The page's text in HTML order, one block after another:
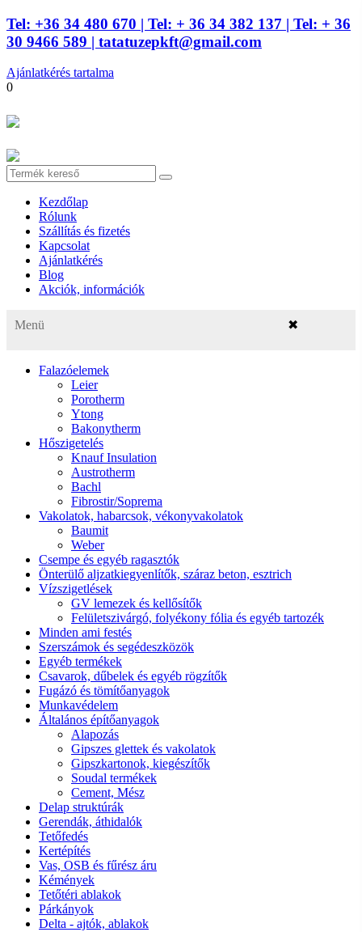
Tel: +36 34 480 670 | Tel: + 36 34 382 137 | Tel: + 36
30 9466 589 | tatatuzepkft@gmail.com
Ajánlatkérés tartalma
0
Kezdőlap
Rólunk
Szállítás és fizetés
Kapcsolat
Ajánlatkérés
Blog
Akciók, információk
Menü ✖
Falazóelemek
Leier
Porotherm
Ytong
Bakonytherm
Hőszigetelés
Knauf Insulation
Austrotherm
Bachl
Fibrostir/Soprema
Vakolatok, habarcsok, vékonyvakolatok
Baumit
Weber
Csempe és egyéb ragasztók
Önterülő aljzatkiegyenlítők, száraz beton, esztrich
Vízszigetlések
GV lemezek és kellősítők
Felületszivárgó, folyékony fólia és egyéb tartozék
Minden ami festés
Szerszámok és segédeszközök
Egyéb termékek
Csavarok, dűbelek és egyéb rögzítők
Fugázó és tömítőanyagok
Munkavédelem
Általános építőanyagok
Alapozás
Gipszes glettek és vakolatok
Gipszkartonok, kiegészítők
Soudal termékek
Cement, Mész
Delap struktúrák
Gerendák, áthidalók
Tetőfedés
Kertépítés
Vas, OSB és fűrész áru
Kémények
Tetőtéri ablakok
Párkányok
Delta - ajtók, ablakok